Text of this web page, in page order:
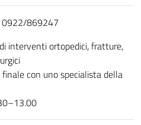
0922/869247
interventi ortopedici, fratture,
con uno specialista della